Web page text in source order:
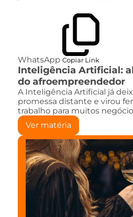
WhatsApp Copiar Link
Inteligência Artificial:
do afroempreendedor
A Inteligência Artificial já
promessa distante e virou
trabalho para muitos
Ver matéria